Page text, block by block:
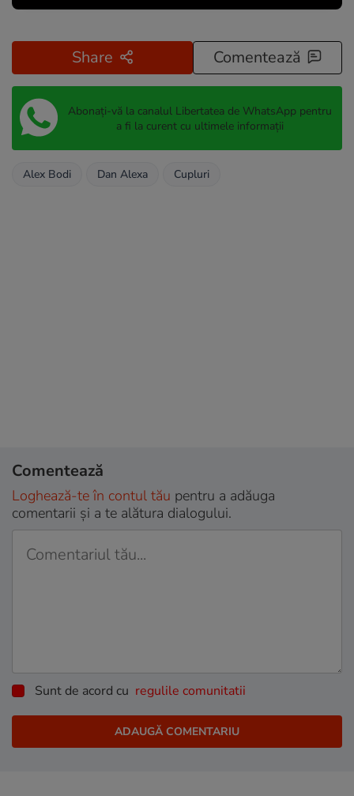
Share Comentează
Abonați-vă la canalul Libertatea de WhatsApp pentru
a fi la curent cu ultimele informații
Alex Bodi Dan Alexa Cupluri
Comentează
Loghează-te în contul tău pentru a adăuga
comentarii și a te alătura dialogului.
Sunt de acord cu regulile comunitatii